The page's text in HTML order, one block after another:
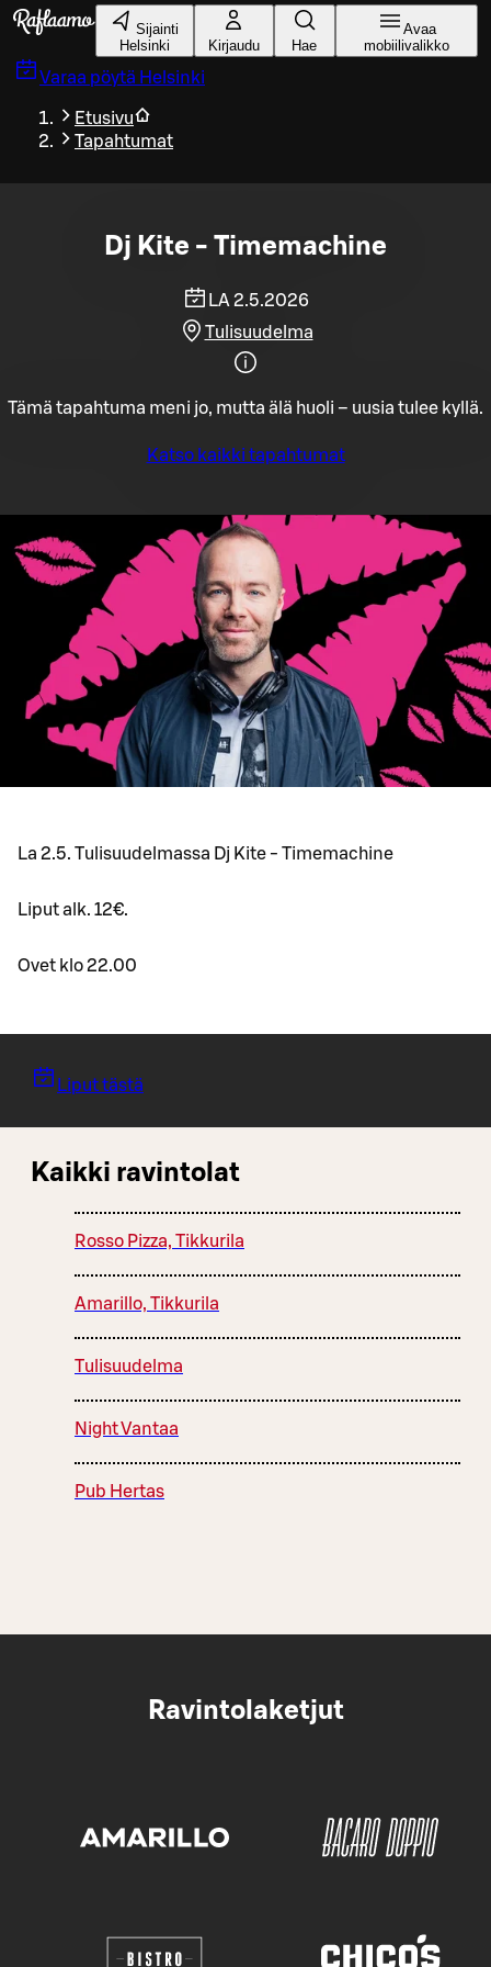
Siirry pääsisältöön
Sijainti
Helsinki
Kirjaudu Hae
Avaa
mobiilivalikko
Varaa pöytä Helsinki
Etusivu
Tapahtumat
Dj Kite - Timemachine
LA 2.5.2026
Tulisuudelma
Tämä tapahtuma meni jo, mutta älä huoli – uusia tulee kyllä.
Katso kaikki tapahtumat
La 2.5. Tulisuudelmassa Dj Kite - Timemachine
Liput alk. 12€.
Ovet klo 22.00
Liput tästä
Kaikki ravintolat
Rosso Pizza, Tikkurila
Amarillo, Tikkurila
Tulisuudelma
Night Vantaa
Pub Hertas
Ravintolaketjut